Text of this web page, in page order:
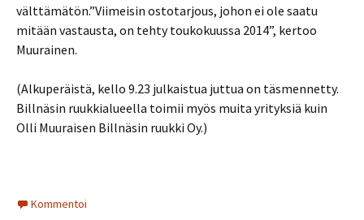
välttämätön.”Viimeisin ostotarjous, johon ei ole saatu
mitään vastausta, on tehty toukokuussa 2014”, kertoo
Muurainen.
(Alkuperäistä, kello 9.23 julkaistua juttua on täsmennetty.
Billnäsin ruukkialueella toimii myös muita yrityksiä kuin
Olli Muuraisen Billnäsin ruukki Oy.)
Kommentoi